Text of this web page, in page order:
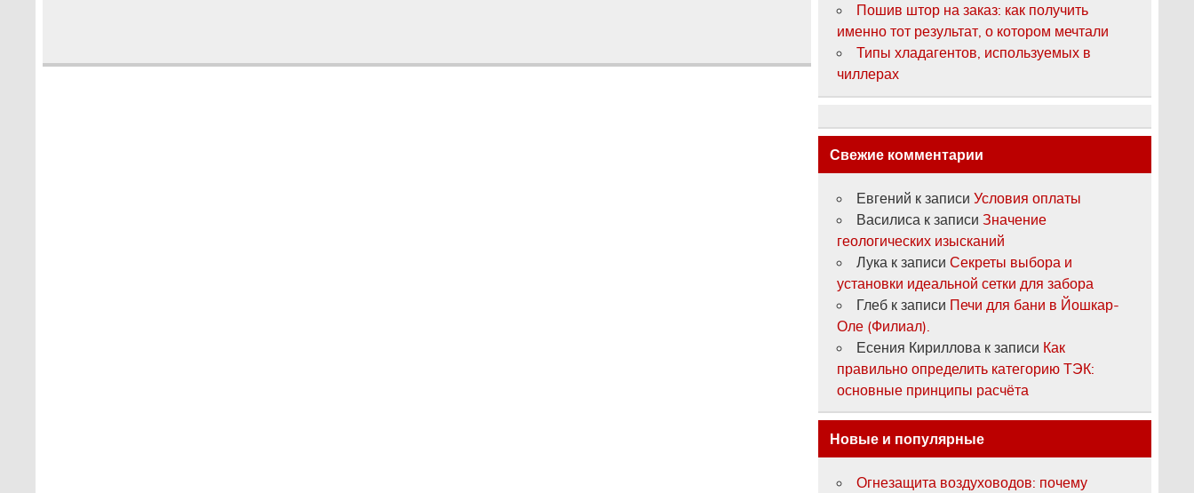
Пошив штор на заказ: как получить
именно тот результат, о котором мечтали
Типы хладагентов, используемых в
чиллерах
Свежие комментарии
Евгений к записиУсловия оплаты
Василиса к записиЗначение
геологических изысканий
Лука к записиСекреты выбора и
установки идеальной сетки для забора
Глеб к записи Печи для бани в Йошкар-
Оле (Филиал).
Есения Кириллова к записи Как
правильно определить категорию ТЭК:
основные принципы расчёта
Новые и популярные
Огнезащита воздуховодов: почему